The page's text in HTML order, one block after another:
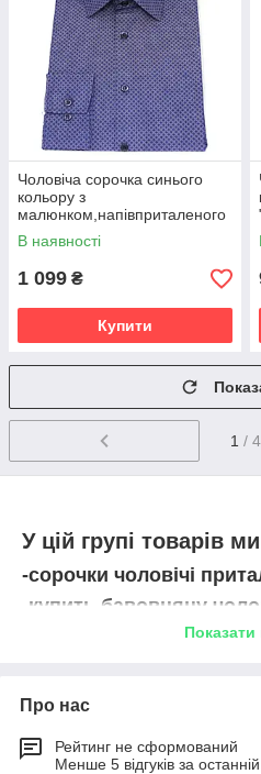
Чоловіча сорочка синього
кольору з
малюнком,напівприталеного
силуету
В наявності
1 099 ₴
Купити
1 / 4
У цій групі товарів
-сорочки чоловічі
-купить бавовняну
-купить в интернет
сорочки чоловічі
-купити чоловічу
Показати
Про нас
Рейтинг не сформований
Менше 5 відгуків за останній